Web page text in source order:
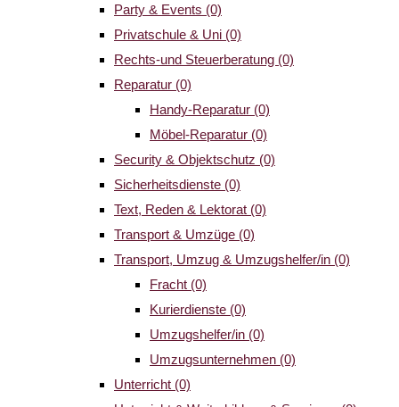
Party & Events (0)
Privatschule & Uni (0)
Rechts-und Steuerberatung (0)
Reparatur (0)
Handy-Reparatur (0)
Möbel-Reparatur (0)
Security & Objektschutz (0)
Sicherheitsdienste (0)
Text, Reden & Lektorat (0)
Transport & Umzüge (0)
Transport, Umzug & Umzugshelfer/in (0)
Fracht (0)
Kurierdienste (0)
Umzugshelfer/in (0)
Umzugsunternehmen (0)
Unterricht (0)